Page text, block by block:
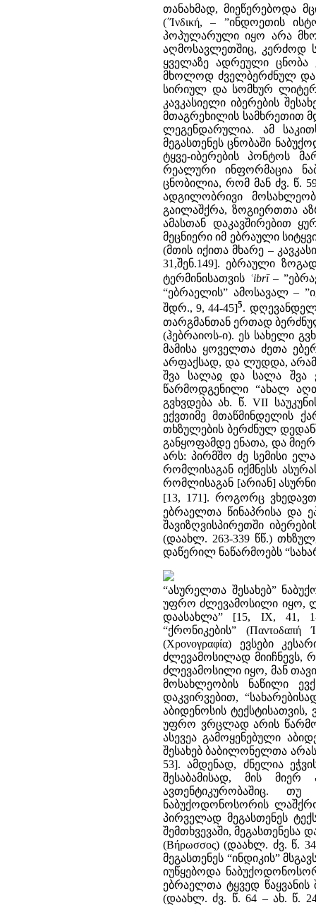
თანახმად, მიეწერებოდა
(΄Ίνδική, – ”ინდოეთის
პოპულარული იყო არა
აღმოსავლეთშიც, კერძოდ
ყველაზე ადრეული ცნობა
მხოლოდ ძველბერძნულ და
სირიულ და სომხურ
კავკასიელი იბერების
მთაგრეხილის სამხრეთით
ლეგენდარულია. ამ
მეგასთენეს ცნობაში
ტყვე-იბერების პონტოს
რეალური ინფორმაცია
ცნობილია, რომ მან ძვ. წ.
ადგილობრივი
გაილაშქრა, ზოგიერთთა
ამასთან დაკავშირებით
მეცნიერი იმ ებრაული
(მთის იქითა მხარე –
31,შენ.149]. ებრაული
ტერმინისათვის ʿibrī–
“ებრაელის” ამოსავალ –
შდრ., 9, 44-45]5.
თარგმანთან ერთად
(ჰებრაიოს-ი). ეს სახელი
მამისა ყოველთა ძეთა
არფაქსად, და ლუდდა,
შვა სალაჲ და სალა შვა
წარმოდგენილი “ახალ
გვხვდება ახ. წ. VII
ექვთიმე მთაწმინდელის
თხზულების ბერძნულ
განყოფამდე ენათა, და
არს: პირმშო ძე სემისი
რომლისაგან იქმნესს
რომლისაგან [არიან]
[13, 171]. როგორც
ებრაელთა წინაპრისა და
შავიზღვისპირეთში
(დაახლ. 263-339 წწ.)
დაწერილ ნაწარმოებს
“ასურელთა შესახებ”
უფრო ძლევამოსილი იყო,
დაასახლა” [15, IX, 41,
“ქრონიკების”
(Χρονογραφία) ევსები
ძლევამოსილად მიიჩნევს,
ძლევამოსილი იყო, მან
მოსახლეობის ნაწილი
დაკვირვებით,
აბიდენოსის
უფრო ვრცლად არის
ასევეა გამოყენებული
შესახებ ბაბილონელთა
53]. ამდენად, ძნელია
შესაბამისად, მის მიერ
ავთენტიკურობაშიც.
ნაბუქოდონოსორის
პირველად მეგასთენეს
შემთხვევაში,
(Βήρωσσος) (დაახლ. ძვ. წ.
მეგასთენეს “ინდიკის”
იუწყებოდა
ებრაელთა ტყვედ წაყვანის
(დაახლ. ძვ. წ. 64 – ახ. წ.